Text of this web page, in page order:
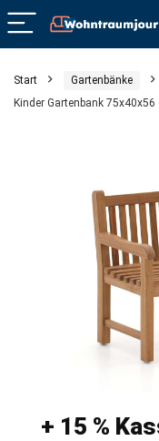
Start Gartenbänke
Kinder Gartenbank 75x40x56
+ 15 %